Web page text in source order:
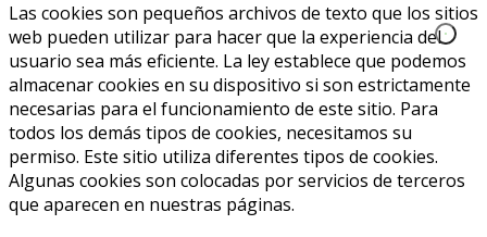
Las cookies son pequeños archivos de texto que los sitios
web pueden utilizar para hacer que la experiencia del
usuario sea más eficiente. La ley establece que podemos
almacenar cookies en su dispositivo si son estrictamente
necesarias para el funcionamiento de este sitio. Para
todos los demás tipos de cookies, necesitamos su
permiso. Este sitio utiliza diferentes tipos de cookies.
Algunas cookies son colocadas por servicios de terceros
que aparecen en nuestras páginas.